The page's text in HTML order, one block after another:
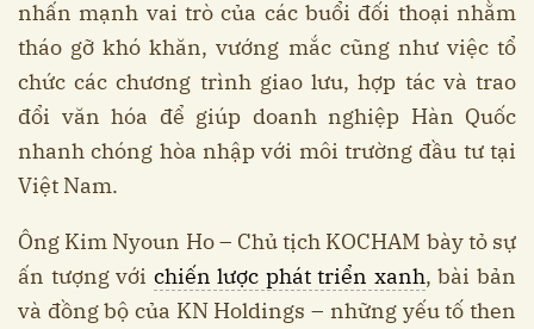
nhấn mạnh vai trò của các buổi đối thoại nhằm
tháo gỡ khó khăn, vướng mắc cũng như việc tổ
chức các chương trình giao lưu, hợp tác và trao
đổi văn hóa để giúp doanh nghiệp Hàn Quốc
nhanh chóng hòa nhập với môi trường đầu tư tại
Việt Nam.
Ông Kim Nyoun Ho – Chủ tịch KOCHAM bày tỏ sự
ấn tượng với chiến lược phát triển xanh, bài bản
và đồng bộ của KN Holdings – những yếu tố then